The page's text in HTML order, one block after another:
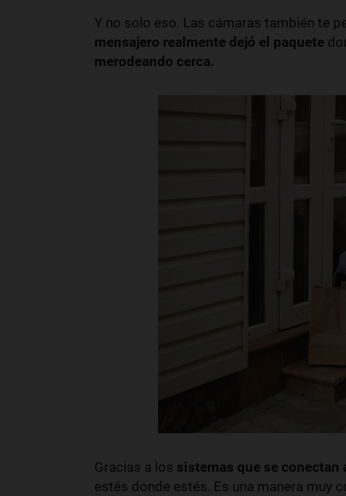
Y no solo eso. Las cámaras también te
mensajero realmente dejó el paquete
merodeando cerca.
Gracias a los sistemas que se conectan
estés donde estés. Es una manera muy